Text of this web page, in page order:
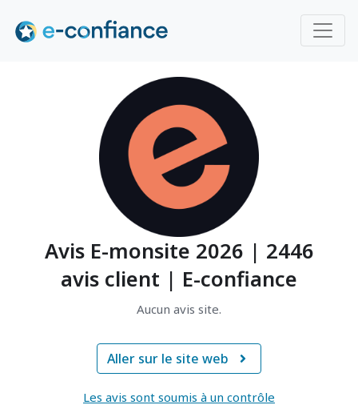
Avis E-monsite 2026 | 2446
avis client | E-confiance
Aucun avis site.
Aller sur le site web 
Les avis sont soumis à un contrôle